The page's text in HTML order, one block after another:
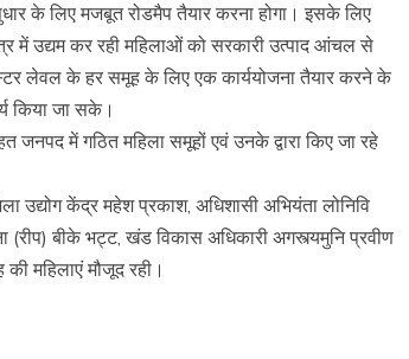
के लिए मजबूत रोडमैप तैयार करना होगा। इसके लिए
में उद्यम कर रही महिलाओं को सरकारी उत्पाद आंचल से
लेवल के हर समूह के लिए एक कार्ययोजना तैयार करने के
किया जा सके।
में गठित महिला समूहों एवं उनके द्वारा किए जा रहे
उद्योग केंद्र महेश प्रकाश, अधिशासी अभियंता लोनिवि
(रीप) बीके भट्ट, खंड विकास अधिकारी अगस्त्यमुनि प्रवीण
महिलाएं मौजूद रही।